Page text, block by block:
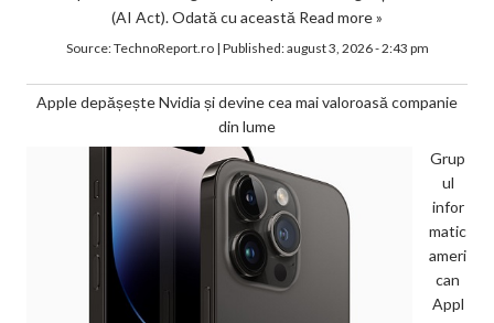
(AI Act). Odată cu această Read more »
Source:TechnoReport.ro| Published:august 3, 2026 - 2:43 pm
Apple depășește Nvidia și devine cea mai valoroasă companie
din lume
Grup
ul
infor
matic
ameri
can
Appl